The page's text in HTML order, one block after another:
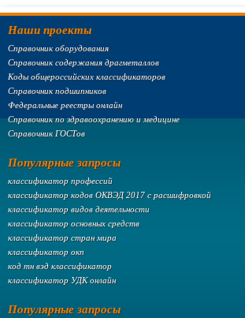
Наши проекты
Справочник оборудования
Справочник содержания драгметаллов
Коды общероссийских классификаторов
Справочник подшипников
Федеральные реестры онлайн
Справочник по здравоохранению и медицине
Справочник ГОСТов
Популярные запросы
классификатор профессий
классификатор кодов ОКВЭД 2017 с расшифровкой
классификатор видов деятельности
классификатор основных средств
классификатор стран мира
классификатор окп
код тн вэд классификатор
классификатор УДК онлайн
Популярные запросы